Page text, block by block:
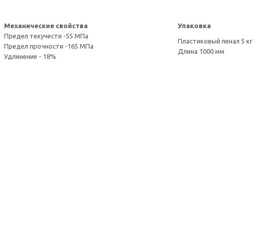
Механические свойства
Упаковка
Предел текучести -55 МПа
Предел прочности -165 МПа
Удлинение - 18%
Пластиковый пенал 5 кг
Длина 1000 мм